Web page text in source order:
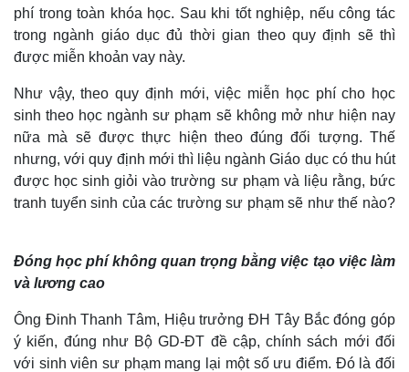
Thế giới
Multimedia
phí trong toàn khóa học. Sau khi tốt nghiệp, nếu công tác
trong ngành giáo dục đủ thời gian theo quy định sẽ thì
được miễn khoản vay này.
Như vậy, theo quy định mới, việc miễn học phí cho học
sinh theo học ngành sư phạm sẽ không mở như hiện nay
nữa mà sẽ được thực hiện theo đúng đối tượng. Thế
nhưng, với quy định mới thì liệu ngành Giáo dục có thu hút
được học sinh giỏi vào trường sư phạm và liệu rằng, bức
tranh tuyển sinh của các trường sư phạm sẽ như thế nào?
Đóng học phí không quan trọng bằng việc tạo việc làm
và lương cao
Ông Đinh Thanh Tâm, Hiệu trưởng ĐH Tây Bắc đóng góp
ý kiến, đúng như Bộ GD-ĐT đề cập, chính sách mới đối
với sinh viên sư phạm mang lại một số ưu điểm. Đó là đối